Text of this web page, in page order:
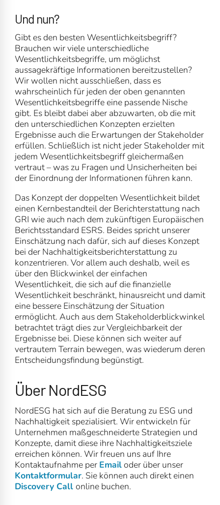
Und nun?
Gibt es den besten Wesentlichkeitsbegriff?
Brauchen wir viele unterschiedliche
Wesentlichkeitsbegriffe, um möglichst
aussagekräftige Informationen bereitzustellen?
Wir wollen nicht ausschließen, dass es
wahrscheinlich für jeden der oben genannten
Wesentlichkeitsbegriffe eine passende Nische
gibt. Es bleibt dabei aber abzuwarten, ob die mit
den unterschiedlichen Konzepten erzielten
Ergebnisse auch die Erwartungen der Stakeholder
erfüllen. Schließlich ist nicht jeder Stakeholder mit
jedem Wesentlichkeitsbegriff gleichermaßen
vertraut – was zu Fragen und Unsicherheiten bei
der Einordnung der Informationen führen kann.
Das Konzept der doppelten Wesentlichkeit bildet
einen Kernbestandteil der Berichterstattung nach
GRI wie auch nach dem zukünftigen Europäischen
Berichtsstandard ESRS. Beides spricht unserer
Einschätzung nach dafür, sich auf dieses Konzept
bei der Nachhaltigkeitsberichterstattung zu
konzentrieren. Vor allem auch deshalb, weil es
über den Blickwinkel der einfachen
Wesentlichkeit, die sich auf die finanzielle
Wesentlichkeit beschränkt, hinausreicht und damit
eine bessere Einschätzung der Situation
ermöglicht. Auch aus dem Stakeholderblickwinkel
betrachtet trägt dies zur Vergleichbarkeit der
Ergebnisse bei. Diese können sich weiter auf
vertrautem Terrain bewegen, was wiederum deren
Entscheidungsfindung begünstigt.
Über NordESG
NordESG hat sich auf die Beratung zu ESG und
Nachhaltigkeit spezialisiert. Wir entwickeln für
Unternehmen maßgeschneiderte Strategien und
Konzepte, damit diese ihre Nachhaltigkeitsziele
erreichen können. Wir freuen uns auf Ihre
Kontaktaufnahme per Emailoder über unser
Kontaktformular. Sie können auch direkt einen
Discovery Call online buchen.